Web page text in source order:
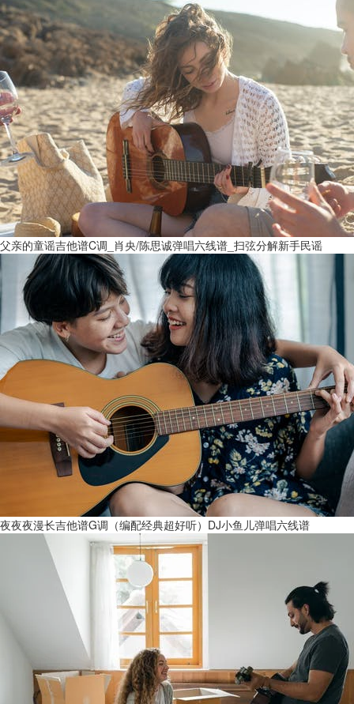
父亲的童谣吉他谱C调_肖央/陈思诚弹唱六线谱_扫弦分解新手民谣
夜夜夜漫长吉他谱G调（编配经典超好听）DJ小鱼儿弹唱六线谱